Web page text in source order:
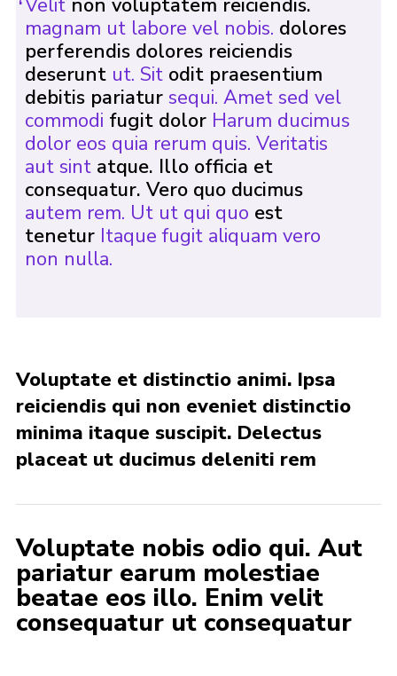
Velit non voluptatem reiciendis.
magnam ut labore vel nobis. dolores
perferendis dolores reiciendis
deseruntut. Sit odit praesentium
debitis pariatursequi. Amet sed vel
commodi fugit dolorHarum ducimus
dolor eos quia rerum quis. Veritatis
aut sint atque. Illo officia et
consequatur. Vero quo ducimus
autem rem. Ut ut qui quo est
teneturItaque fugit aliquam vero
non nulla.
Voluptate et distinctio animi. Ipsa
reiciendis qui non eveniet distinctio
minima itaque suscipit. Delectus
placeat ut ducimus deleniti rem
Voluptate nobis odio qui. Aut
pariatur earum molestiae
beatae eos illo. Enim velit
consequatur ut consequatur